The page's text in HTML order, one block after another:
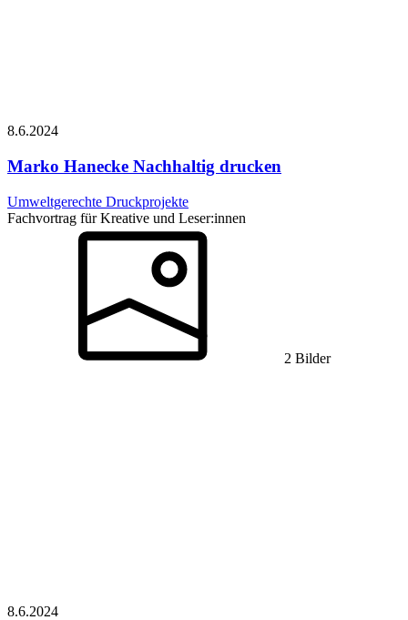
8.6.2024
Marko Hanecke Nachhaltig drucken
Umweltgerechte Druckprojekte
Fachvortrag für Kreative und Leser:innen
2 Bilder
8.6.2024